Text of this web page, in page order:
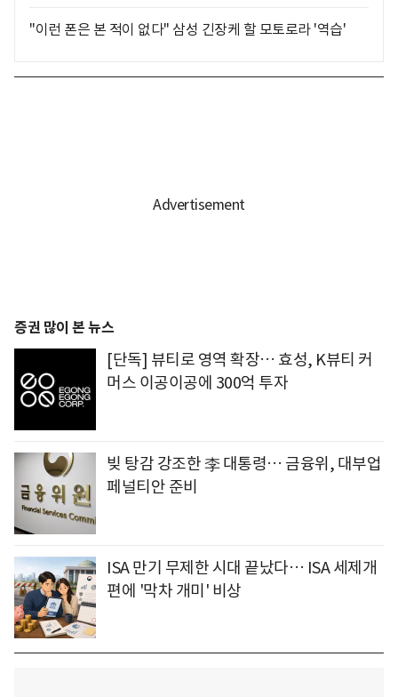
"이런 폰은 본 적이 없다" 삼성 긴장케 할 모토로라 '역습'
증권 많이 본 뉴스
[단독] 뷰티로 영역 확장… 효성, K뷰티 커
머스 이공이공에 300억 투자
빚 탕감 강조한 李 대통령… 금융위, 대부업
페널티안 준비
ISA 만기 무제한 시대 끝났다… ISA 세제개
편에 '막차 개미' 비상